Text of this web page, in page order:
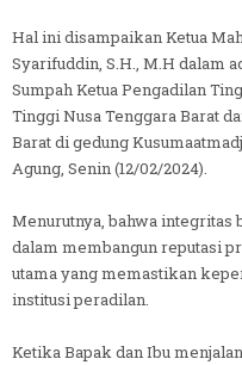
Hal ini disampaikan Ketua
Syarifuddin, S.H., M.H dalam
Sumpah Ketua Pengadilan
Tinggi Nusa Tenggara Barat
Barat di gedung
Agung, Senin (12/02/2024).
Menurutnya, bahwa integritas
dalam membangun reputasi
utama yang memastikan
institusi peradilan.
Ketika Bapak dan Ibu